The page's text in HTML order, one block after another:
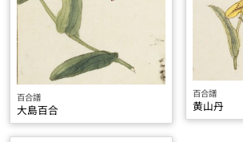
百合譜
大島百合
百合譜
黄山丹